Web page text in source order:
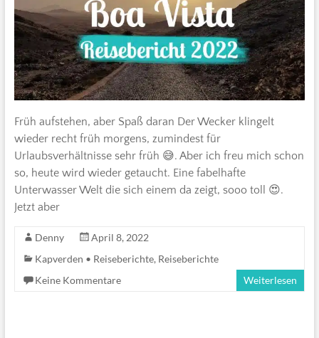
Früh aufstehen, aber Spaß daran Der Wecker klingelt
wieder recht früh morgens, zumindest für
Urlaubsverhältnisse sehr früh 😅. Aber ich freu mich schon
so, heute wird wieder getaucht. Eine fabelhafte
Unterwasser Welt die sich einem da zeigt, sooo toll 😍.
Jetzt aber
Denny
April 8, 2022
Kapverden • Reiseberichte, Reiseberichte
Keine Kommentare
Weiterlesen